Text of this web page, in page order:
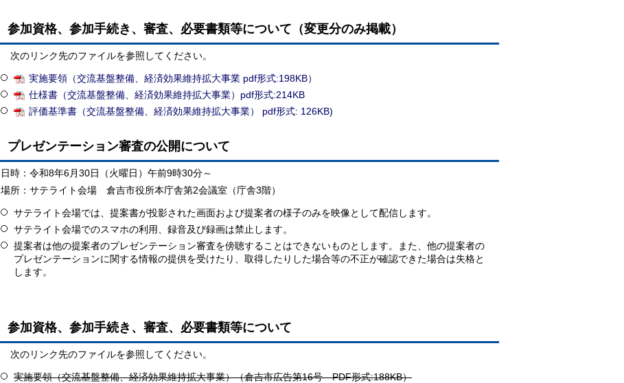
参加資格、参加手続き、審査、必要書類等について（変更分のみ掲載）
次のリンク先のファイルを参照してください。
実施要領（交流基盤整備、経済効果維持拡大事業 pdf形式:198KB）
仕様書（交流基盤整備、経済効果維持拡大事業）pdf形式:214KB
評価基準書（交流基盤整備、経済効果維持拡大事業） pdf形式: 126KB)
プレゼンテーション審査の公開について
日時：令和8年6月30日（火曜日）午前9時30分～
場所：サテライト会場 倉吉市役所本庁舎第2会議室（庁舎3階）
サテライト会場では、提案書が投影された画面および提案者の様子のみを映像として配信します。
サテライト会場でのスマホの利用、録音及び録画は禁止します。
提案者は他の提案者のプレゼンテーション審査を傍聴することはできないものとします。また、他の提案者の
プレゼンテーションに関する情報の提供を受けたり、取得したりした場合等の不正が確認できた場合は失格と
します。
参加資格、参加手続き、審査、必要書類等について
次のリンク先のファイルを参照してください。
実施要領（交流基盤整備、経済効果維持拡大事業）（倉吉市広告第16号 PDF形式:188KB）